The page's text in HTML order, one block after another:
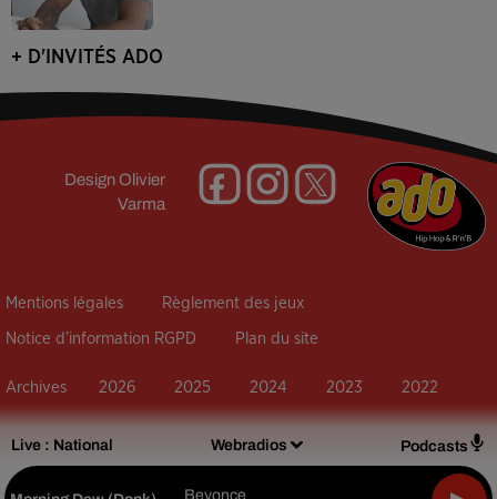
Live : National Webradios Podcasts
Beyonce
+ D'INVITÉS ADO
Design Olivier
Varma
Mentions légales Règlement des jeux
Notice d’information RGPD Plan du site
Archives 2026 2025 2024 2023 2022